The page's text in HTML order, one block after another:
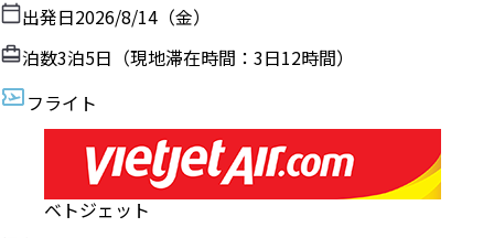
出発日2026/8/14（金）
泊数3泊5日（現地滞在時間： 3日12時間）
フライト
ベトジェット